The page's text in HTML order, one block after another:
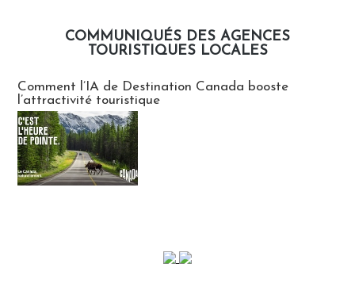
COMMUNIQUÉS DES AGENCES
TOURISTIQUES LOCALES
Comment l’IA de Destination Canada booste
l’attractivité touristique